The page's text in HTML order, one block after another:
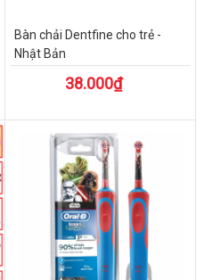
Bàn chải Dentfine cho trẻ -
Nhật Bản
38.000₫